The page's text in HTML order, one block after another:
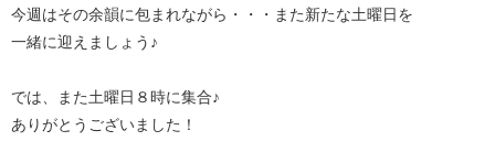
今週はその余韻に包まれながら・・・また新たな土曜日を
一緒に迎えましょう♪
では、また土曜日８時に集合♪
ありがとうございました！